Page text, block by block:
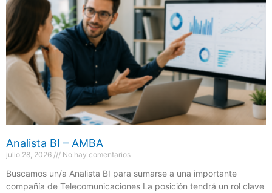
Analista BI – AMBA
julio 28, 2026 No hay comentarios
Buscamos un/a Analista BI para sumarse a una importante
compañía de Telecomunicaciones La posición tendrá un rol clave